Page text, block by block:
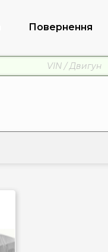
Повернення